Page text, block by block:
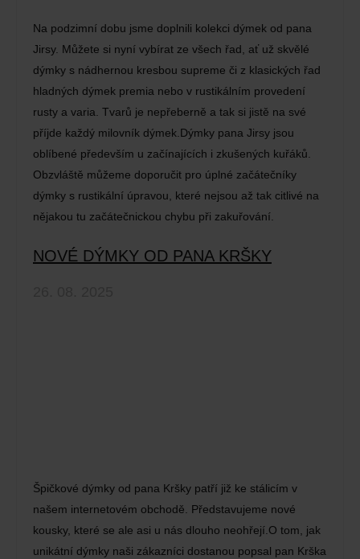
Na podzimní dobu jsme doplnili kolekci dýmek od pana
Jirsy. Můžete si nyní vybírat ze všech řad, ať už skvělé
dýmky s nádhernou kresbou supreme či z klasických řad
hladných dýmek premia nebo v rustikálním provedení
rusty a varia. Tvarů je nepřeberně a tak si jistě na své
příjde každý milovník dýmek.Dýmky pana Jirsy jsou
oblíbené především u začínajících i zkušených kuřáků.
Obzvláště můžeme doporučit pro úplné začátečníky
dýmky s rustikální úpravou, které nejsou až tak citlivé na
nějakou tu začátečnickou chybu při zakuřování.
NOVÉ DÝMKY OD PANA KRŠKY
Špičkové dýmky od pana Kršky patří již ke stálicím v
našem internetovém obchodě. Představujeme nové
kousky, které se ale asi u nás dlouho neohřejí.O tom, jak
unikátní dýmky naši zákazníci dostanou popsal pan Krška